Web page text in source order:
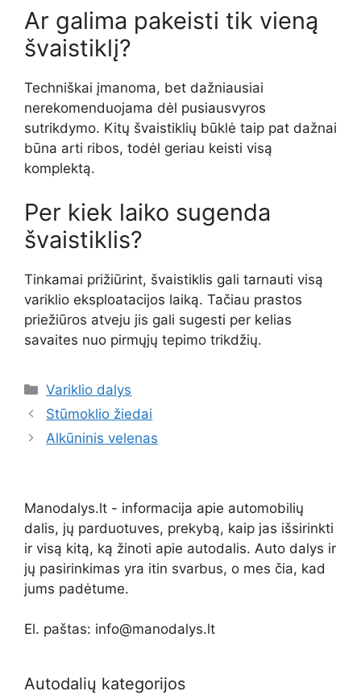
Ar galima pakeisti tik vieną
švaistiklį?
Techniškai įmanoma, bet dažniausiai
nerekomenduojama dėl pusiausvyros
sutrikdymo. Kitų švaistiklių būklė taip pat dažnai
būna arti ribos, todėl geriau keisti visą
komplektą.
Per kiek laiko sugenda
švaistiklis?
Tinkamai prižiūrint, švaistiklis gali tarnauti visą
variklio eksploatacijos laiką. Tačiau prastos
priežiūros atveju jis gali sugesti per kelias
savaites nuo pirmųjų tepimo trikdžių.
Kategorijos
Variklio dalys
Stūmoklio žiedai
Alkūninis velenas
Manodalys.lt - informacija apie automobilių
dalis, jų parduotuves, prekybą, kaip jas išsirinkti
ir visą kitą, ką žinoti apie autodalis. Auto dalys ir
jų pasirinkimas yra itin svarbus, o mes čia, kad
jums padėtume.
El. paštas: info@manodalys.lt
Autodalių kategorijos